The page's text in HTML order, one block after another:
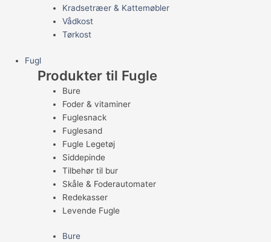
Kradsetræer & Kattemøbler
Vådkost
Tørkost
Fugl
Produkter til Fugle
Bure
Foder & vitaminer
Fuglesnack
Fuglesand
Fugle Legetøj
Siddepinde
Tilbehør til bur
Skåle & Foderautomater
Redekasser
Levende Fugle
Bure